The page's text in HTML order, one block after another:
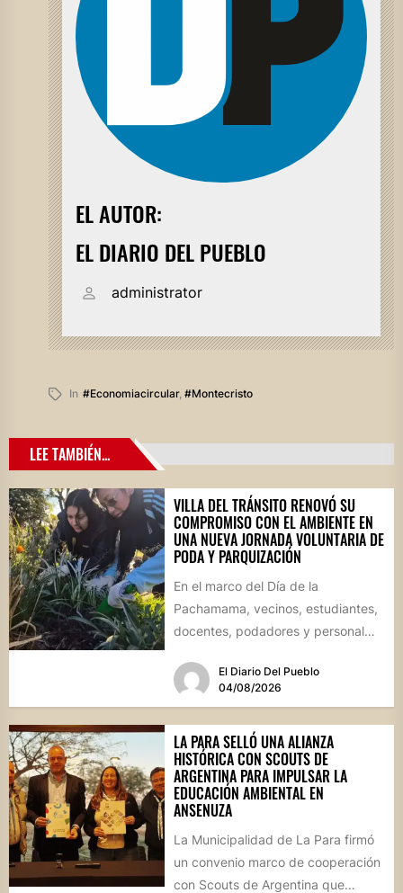
EL AUTOR:
EL DIARIO DEL PUEBLO
administrator
In #economiacircular, #montecristo
LEE TAMBIÉN...
VILLA DEL TRÁNSITO RENOVÓ SU
COMPROMISO CON EL AMBIENTE EN
UNA NUEVA JORNADA VOLUNTARIA DE
PODA Y PARQUIZACIÓN
En el marco del Día de la
Pachamama, vecinos, estudiantes,
docentes, podadores y personal
de...
El Diario Del Pueblo
04/08/2026
LA PARA SELLÓ UNA ALIANZA
HISTÓRICA CON SCOUTS DE
ARGENTINA PARA IMPULSAR LA
EDUCACIÓN AMBIENTAL EN
ANSENUZA
La Municipalidad de La Para firmó
un convenio marco de cooperación
con Scouts de Argentina que